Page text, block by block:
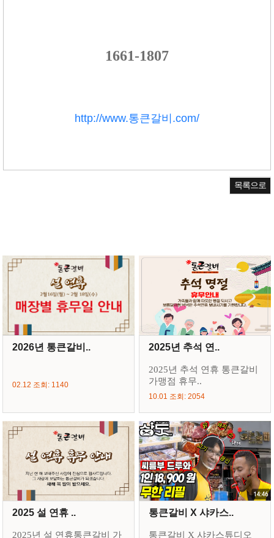
1661-1807
http://www.통큰갈비.com/
목록으로
2026년 통큰갈비..
02.12 조회: 1140
2025년 추석 연..
2025년 추석 연휴 통큰갈비
가맹점 휴무..
10.01 조회: 2054
2025 설 연휴 ..
2025년 설 연휴통큰갈비 가
통큰갈비 X 샤카스..
통큰갈비 X 샤카스튜디오